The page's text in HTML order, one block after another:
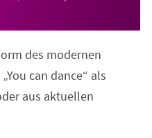
des modernen
can dance“ als
aus aktuellen